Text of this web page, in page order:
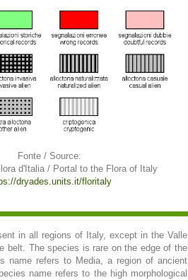
Fonte / Source:
d'Italia / Portal to the Flora of Italy
dryades.units.it/floritaly
in all regions of Italy, except in the Valle
belt. The species is rare on the edge of the
name refers to Media, a region of ancient
name refers to the high morphological